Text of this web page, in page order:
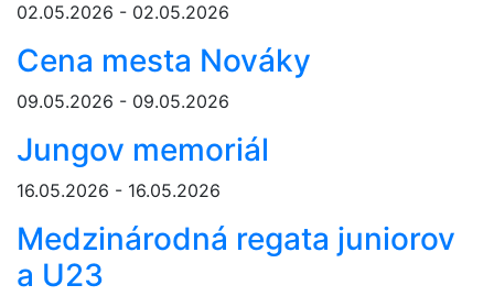
02.05.2026 - 02.05.2026
Cena mesta Nováky
09.05.2026 - 09.05.2026
Jungov memoriál
16.05.2026 - 16.05.2026
Medzinárodná regata juniorov
a U23